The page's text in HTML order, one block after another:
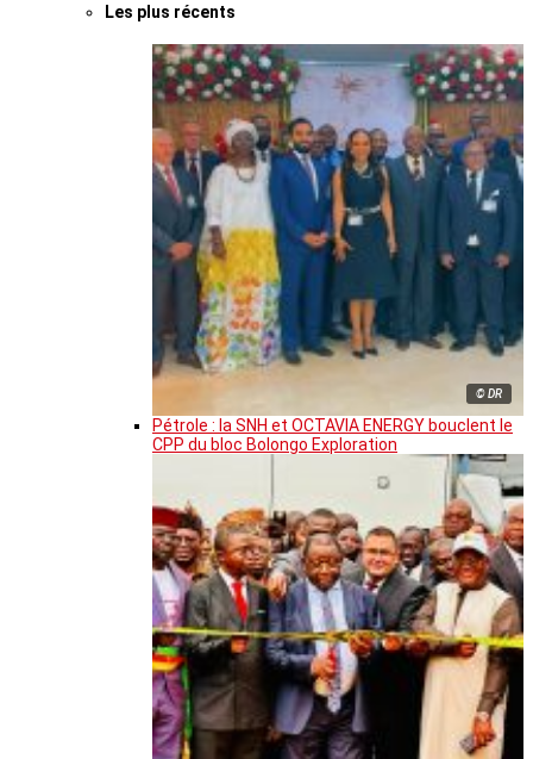
Les plus récents
© DR
Pétrole : la SNH et OCTAVIA ENERGY bouclent le
CPP du bloc Bolongo Exploration